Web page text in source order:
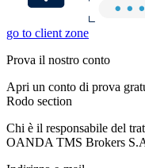
go to client zone
Prova il nostro conto
Apri un conto di prova
Rodo section
Chi è il responsabile del
OANDA TMS Brokers